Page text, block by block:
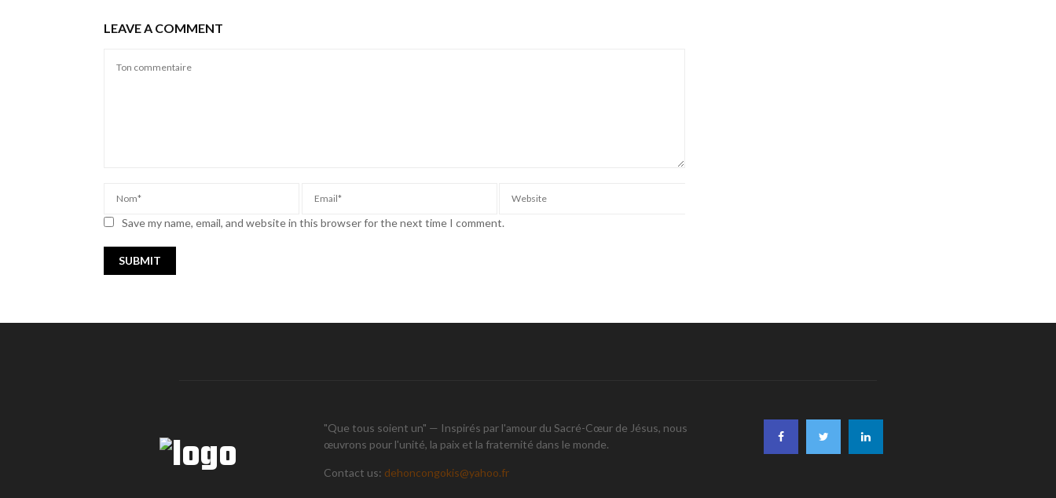
LEAVE A COMMENT
Save my name, email, and website in this browser for the next time I comment.
"Que tous soient un" — Inspirés par l'amour du Sacré-Cœur de Jésus, nous
œuvrons pour l'unité, la paix et la fraternité dans le monde.
Contact us: dehoncongokis@yahoo.fr